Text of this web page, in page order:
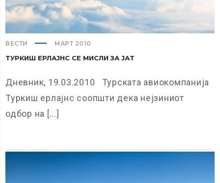
ВЕСТИ МАРТ 2010
ТУРКИШ ЕРЛАЈНС СЕ МИСЛИ ЗА ЈАТ
Дневник, 19.03.2010 Турската авиокомпанија
Туркиш ерлајнс соопшти дека нејзиниот
одбор на [...]